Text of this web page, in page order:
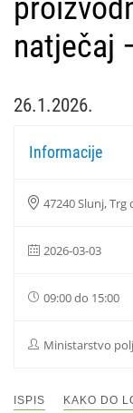
natječaj
26.1.2026.
Informacije
47240 Slunj,
2026-03-03
09:00 do 15:00
Ministarstvo
ISPIS KAKO DO